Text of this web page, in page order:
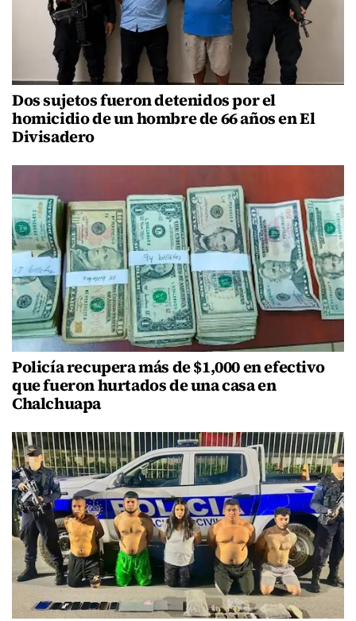
Dos sujetos fueron detenidos por el
homicidio de un hombre de 66 años en El
Divisadero
Policía recupera más de $1,000 en efectivo
que fueron hurtados de una casa en
Chalchuapa